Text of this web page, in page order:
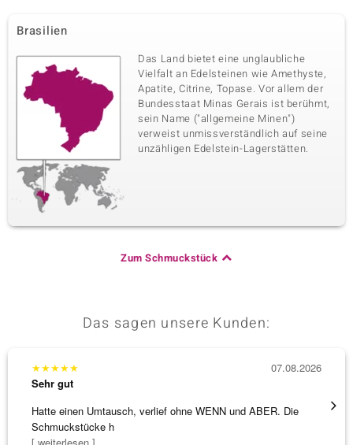
Brasilien
Das Land bietet eine unglaubliche
Vielfalt an Edelsteinen wie Amethyste,
Apatite, Citrine, Topase. Vor allem der
Bundesstaat Minas Gerais ist berühmt,
sein Name ("allgemeine Minen")
verweist unmissverständlich auf seine
unzähligen Edelstein-Lagerstätten.
Zum Schmuckstück
Das sagen unsere Kunden:
★★★★★
Sehr gut
Hatte einen Umtausch, verlief ohne WENN und ABER. Die
Schmuckstücke h
07.08.2026
Die